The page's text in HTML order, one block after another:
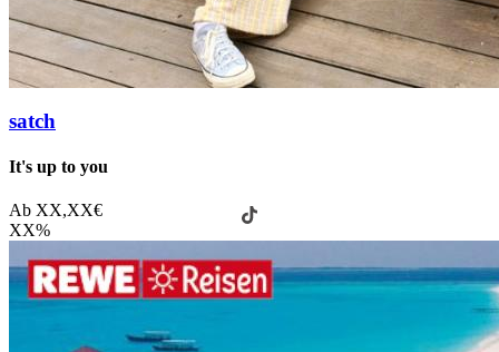
satch
It's up to you
Ab XX,XX€
XX%